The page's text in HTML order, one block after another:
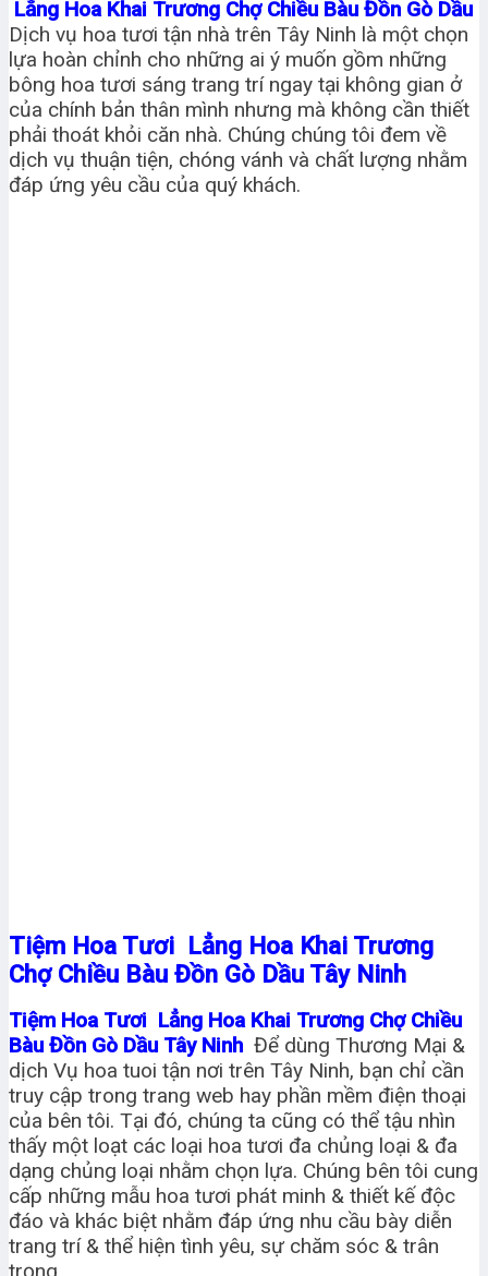
Lẳng Hoa Khai Trương Chợ Chiều Bàu Đồn Gò Dầu
Dịch vụ hoa tươi tận nhà trên Tây Ninh là một chọn
lựa hoàn chỉnh cho những ai ý muốn gồm những
bông hoa tươi sáng trang trí ngay tại không gian ở
của chính bản thân mình nhưng mà không cần thiết
phải thoát khỏi căn nhà. Chúng chúng tôi đem về
dịch vụ thuận tiện, chóng vánh và chất lượng nhằm
đáp ứng yêu cầu của quý khách.
Tiệm Hoa Tươi Lẳng Hoa Khai Trương
Chợ Chiều Bàu Đồn Gò Dầu Tây Ninh
Tiệm Hoa Tươi Lẳng Hoa Khai Trương Chợ Chiều
Bàu Đồn Gò Dầu Tây Ninh Để dùng Thương Mại &
dịch Vụ hoa tuoi tận nơi trên Tây Ninh, bạn chỉ cần
truy cập trong trang web hay phần mềm điện thoại
của bên tôi. Tại đó, chúng ta cũng có thể tậu nhìn
thấy một loạt các loại hoa tươi đa chủng loại & đa
dạng chủng loại nhằm chọn lựa. Chúng bên tôi cung
cấp những mẫu hoa tươi phát minh & thiết kế độc
đáo và khác biệt nhằm đáp ứng nhu cầu bày diễn
trang trí & thể hiện tình yêu, sự chăm sóc & trân